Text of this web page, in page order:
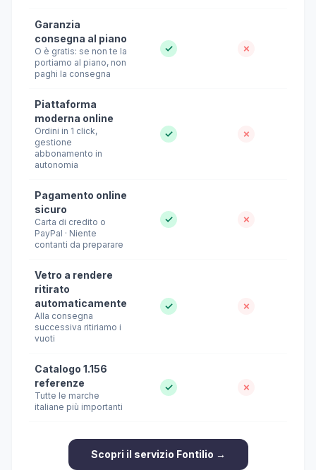
Garanzia
consegna al piano
O è gratis: se non te la
portiamo al piano, non
paghi la consegna
✓ ✗
Piattaforma
moderna online
Ordini in 1 click,
gestione
abbonamento in
autonomia
✓ ✗
Pagamento online
sicuro
Carta di credito o
PayPal · Niente
contanti da preparare
✓ ✗
Vetro a rendere
ritirato
automaticamente
Alla consegna
successiva ritiriamo i
vuoti
✓ ✗
Catalogo 1.156
referenze
Tutte le marche
italiane più importanti
✓ ✗
Scopri il servizio Fontilio →